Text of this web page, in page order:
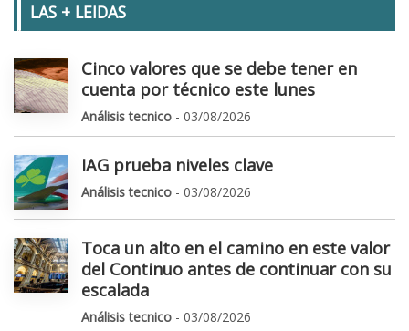
LAS + LEIDAS
Cinco valores que se debe tener en
cuenta por técnico este lunes
Análisis tecnico - 03/08/2026
IAG prueba niveles clave
Análisis tecnico - 03/08/2026
Toca un alto en el camino en este valor
del Continuo antes de continuar con su
escalada
Análisis tecnico - 03/08/2026